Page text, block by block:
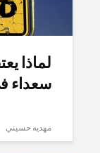
لماذا
سعداء
مهديه حسيني